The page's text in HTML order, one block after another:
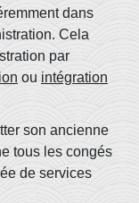
dans
Cela
par
ou intégration
son ancienne
tous les congés
de services